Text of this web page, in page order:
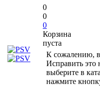
0
0
0
Корзина
пуста
К сожалению,
Исправить это
выберите в
нажмите